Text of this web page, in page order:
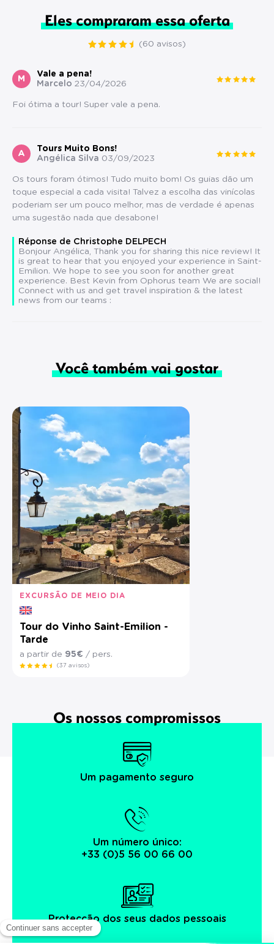
Eles compraram essa oferta
(60 avisos)
M
Vale a pena!
Marcelo 23/04/2026
Foi ótima a tour! Super vale a pena.
A
Tours Muito Bons!
Angélica Silva 03/09/2023
Os tours foram ótimos! Tudo muito bom! Os guias dão um
toque especial a cada visita! Talvez a escolha das vinícolas
poderiam ser um pouco melhor, mas de verdade é apenas
uma sugestão nada que desabone!
Réponse de Christophe DELPECH
Bonjour Angélica, Thank you for sharing this nice review! It
is great to hear that you enjoyed your experience in Saint-
Emilion. We hope to see you soon for another great
experience. Best Kevin from Ophorus team We are social!
Connect with us and get travel inspiration & the latest
news from our teams :
Você também vai gostar
EXCURSÃO DE MEIO DIA
Tour do Vinho Saint-Emilion -
Tarde
a partir de 95€ / pers.
(37 avisos)
Os nossos compromissos
Um pagamento seguro
Um número único:
+33 (0)5 56 00 66 00
Protecção dos seus dados pessoais